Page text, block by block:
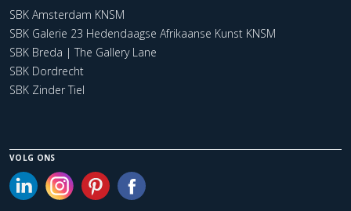
SBK Amsterdam KNSM
SBK Galerie 23 Hedendaagse Afrikaanse Kunst KNSM
SBK Breda | The Gallery Lane
SBK Dordrecht
SBK Zinder Tiel
VOLG ONS